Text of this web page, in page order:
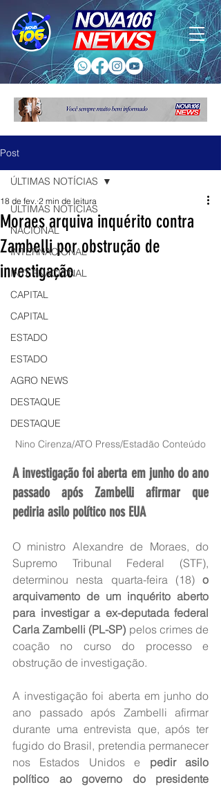
Post
ÚLTIMAS NOTÍCIAS
NACIONAL
INTERNACIONAL
INTERNACIONAL
CAPITAL
CAPITAL
ESTADO
ESTADO
AGRO NEWS
DESTAQUE
DESTAQUE
ÚLTIMAS NOTÍCIAS
Moraes arquiva inquérito contra
Zambelli por obstrução de
investigação
18 de fev. 2 min de leitura
Nino Cirenza/ATO Press/Estadão Conteúdo
A investigação foi aberta em junho do ano
passado após Zambelli afirmar que
pediria asilo político nos EUA
O ministro Alexandre de Moraes, do
Supremo Tribunal Federal (STF),
determinou nesta quarta-feira (18) o
arquivamento de um inquérito aberto
para investigar a ex-deputada federal
Carla Zambelli (PL-SP) pelos crimes de
coação no curso do processo e
obstrução de investigação.
A investigação foi aberta em junho do
ano passado após Zambelli afirmar
durante uma entrevista que, após ter
fugido do Brasil, pretendia permanecer
nos Estados Unidos e pedir asilo
político ao governo do presidente